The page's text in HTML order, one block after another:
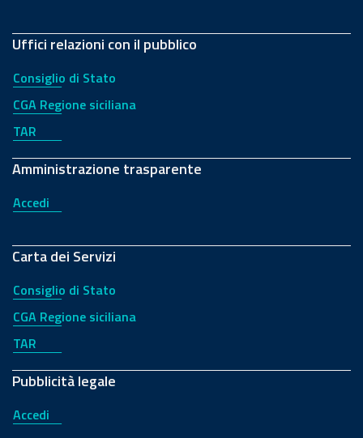
Uffici relazioni con il pubblico
Consiglio di Stato
CGA Regione siciliana
TAR
Amministrazione trasparente
Accedi
Carta dei Servizi
Consiglio di Stato
CGA Regione siciliana
TAR
Pubblicità legale
Accedi